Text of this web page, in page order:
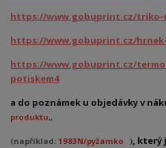
https://www.gobuprint.cz/triko-
https://www.gobuprint.cz/
https://www.gobuprint.cz/
potiskem4
a do poznámek u objedávky v
produktu,,
(například: 1983N/pyžamko ), který